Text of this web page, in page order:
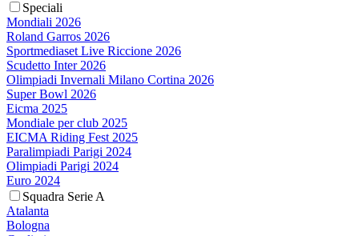
Speciali
Mondiali 2026
Roland Garros 2026
Sportmediaset Live Riccione 2026
Scudetto Inter 2026
Olimpiadi Invernali Milano Cortina 2026
Super Bowl 2026
Eicma 2025
Mondiale per club 2025
EICMA Riding Fest 2025
Paralimpiadi Parigi 2024
Olimpiadi Parigi 2024
Euro 2024
Squadra Serie A
Atalanta
Bologna